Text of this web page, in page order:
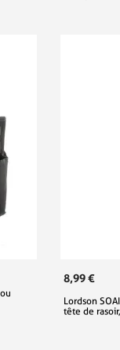
8,99 €
Lordson
tête de